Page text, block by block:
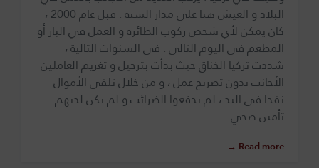
البلاد و العيش هنا على مدار السنة . قبل عام 2000 ،
كان يمكن لأي شخص ركوب الطائرة و العمل في البار أو
المطعم في اليوم التالي . في السنوات التالية ،
شددت تركيا الخناق حيث بدأت بترحيل و تغريم العاملين
الأجانب بدون تصريح عمل ، و من خلال تلقي الأموال
نقدا في اليد ، لم يدفعوا الضرائب و لم يكن لديهم
تأمين صحي .
Read more →